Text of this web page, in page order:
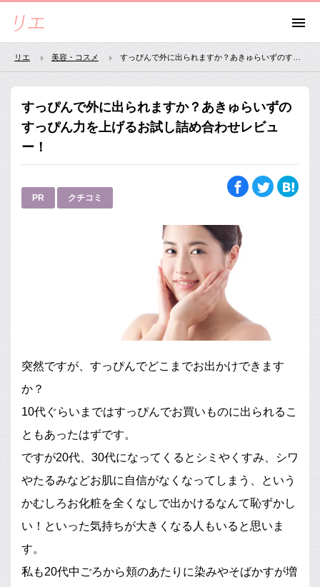
リエ 美容・コスメ
すっぴんで外に出られますか？あきゅらいずの
すっぴん力を上げるお試し詰め合わせレビュ
ー！
PR クチコミ
突然ですが、すっぴんでどこまでお出かけできます
か？
10代ぐらいまではすっぴんでお買いものに出られるこ
ともあったはずです。
ですが20代、30代になってくるとシミやくすみ、シワ
やたるみなどお肌に自信がなくなってしまう、という
かむしろお化粧を全くなしで出かけるなんて恥ずかし
い！といった気持ちが大きくなる人もいると思いま
す。
私も20代中ごろから頬のあたりに染みやそばかすが増